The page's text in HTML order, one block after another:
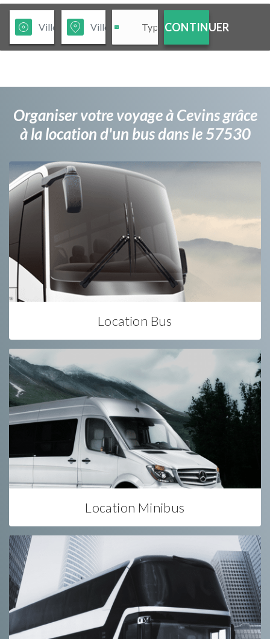
CONTINUER
Organiser votre voyage à Cevins grâce
à la location d'un bus dans le 57530
Location Bus
Location Minibus